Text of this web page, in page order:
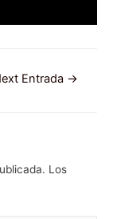
Entrada →
Los